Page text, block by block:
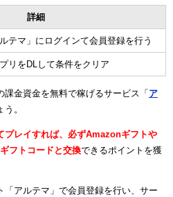
詳細
テマ」にログインて会員登録を行う
リをDLして条件をクリア
金資金を無料で稼げるサービス「 ア
。
プレイすれば、必ずAmazonギフトや
フトコードと交換できるポイントを獲
アルテマ」で会員登録を行い、サー